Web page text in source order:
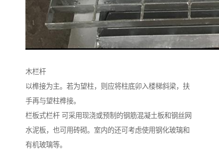
木栏杆
以榫接为主。若为望柱，则应将柱底卯入楼梯斜梁，扶
手再与望柱榫接。
栏板式栏杆 可采用现浇或预制的钢筋混凝土板和钢丝网
水泥板，也可用砖砌。室内的还可考虑使用钢化玻璃和
有机玻璃等。